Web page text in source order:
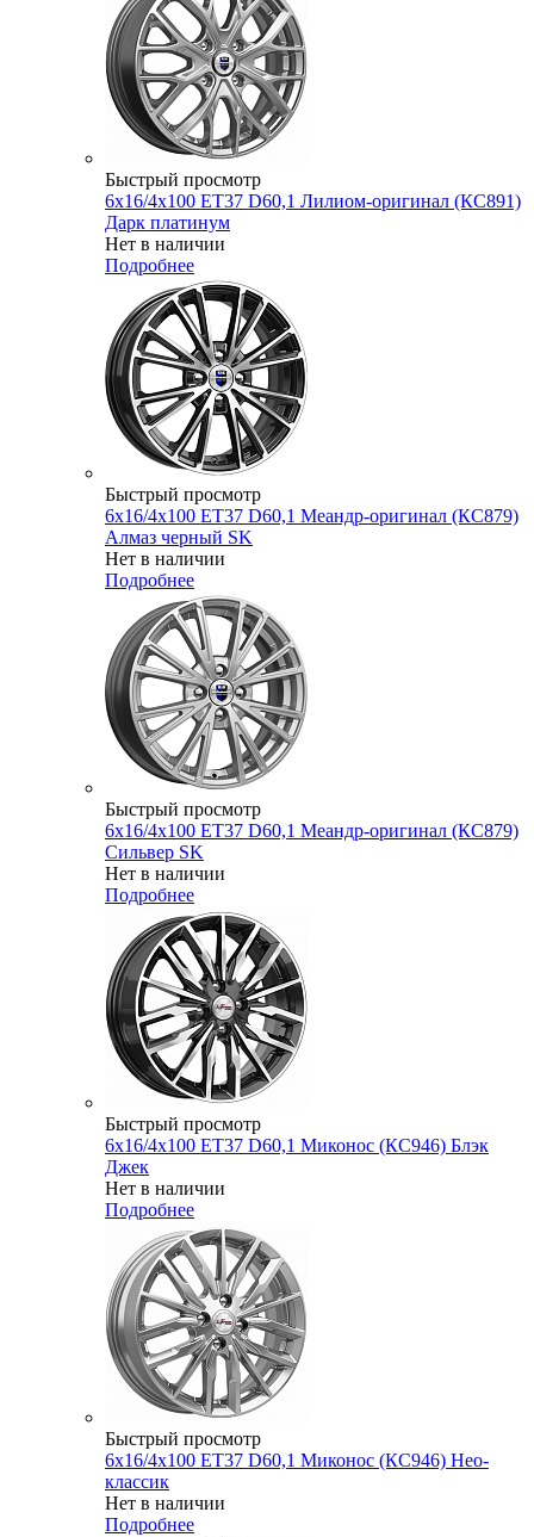
Быстрый просмотр
6x16/4x100 ET37 D60,1 Лилиом-оригинал (КС891)
Дарк платинум
Нет в наличии
Подробнее
Быстрый просмотр
6x16/4x100 ET37 D60,1 Меандр-оригинал (КС879)
Алмаз черный SK
Нет в наличии
Подробнее
Быстрый просмотр
6x16/4x100 ET37 D60,1 Меандр-оригинал (КС879)
Сильвер SK
Нет в наличии
Подробнее
Быстрый просмотр
6x16/4x100 ET37 D60,1 Миконос (КС946) Блэк
Джек
Нет в наличии
Подробнее
Быстрый просмотр
6x16/4x100 ET37 D60,1 Миконос (КС946) Нео-
классик
Нет в наличии
Подробнее